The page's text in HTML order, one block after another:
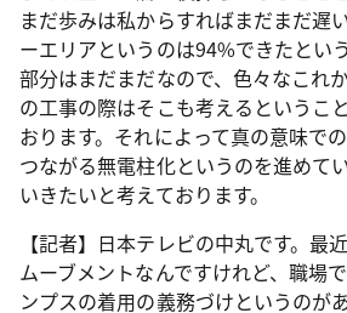
まだ歩みは私からすればまだまだ遅
ーエリアというのは94%できたとい
部分はまだまだなので、色々なこれ
の工事の際はそこも考えるというこ
おります。それによって真の意味で
つながる無電柱化というのを進めて
いきたいと考えております。
【記者】日本テレビの中丸です。最
ムーブメントなんですけれど、職場
ンプスの着用の義務づけというのが